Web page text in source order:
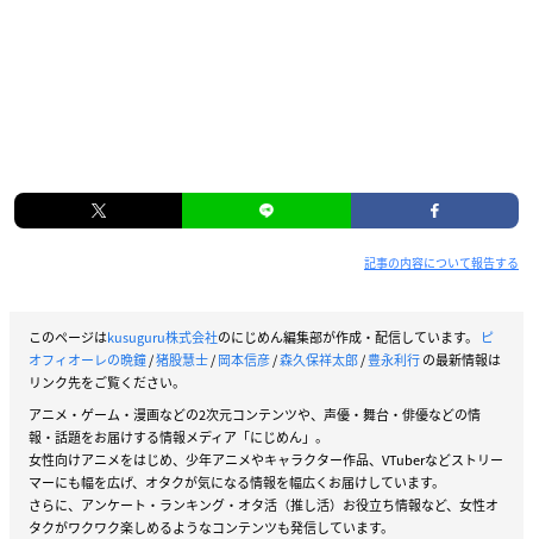
・エンディングテーマ1「星影 ～stella starrium～（歌：mao
× 織田かおり）」
・エンディングテーマ2「Last Twilight（歌：織田かおり）」
・エンディングテーマ3「Silent Glim（歌：mao）」
記事の内容について報告する
このページはkusuguru株式会社のにじめん編集部が作成・配信しています。
ピ
オフィオーレの晩鐘/猪股慧士/岡本信彦/森久保祥太郎/豊永利行の最新情報は
リンク先をご覧ください。
アニメ・ゲーム・漫画などの2次元コンテンツや、声優・舞台・俳優などの情
報・話題をお届けする情報メディア「にじめん」。
女性向けアニメをはじめ、少年アニメやキャラクター作品、VTuberなどストリー
マーにも幅を広げ、オタクが気になる情報を幅広くお届けしています。
さらに、アンケート・ランキング・オタ活（推し活）お役立ち情報など、女性オ
タクがワクワク楽しめるようなコンテンツも発信しています。